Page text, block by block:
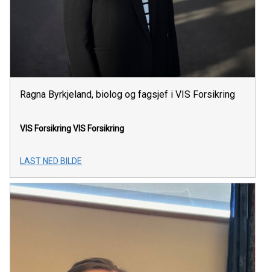
Ragna Byrkjeland, biolog og fagsjef i VIS Forsikring
VIS ForsikringVIS Forsikring
LAST NED BILDE